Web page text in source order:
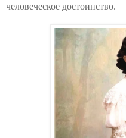
человеческое достоинство.